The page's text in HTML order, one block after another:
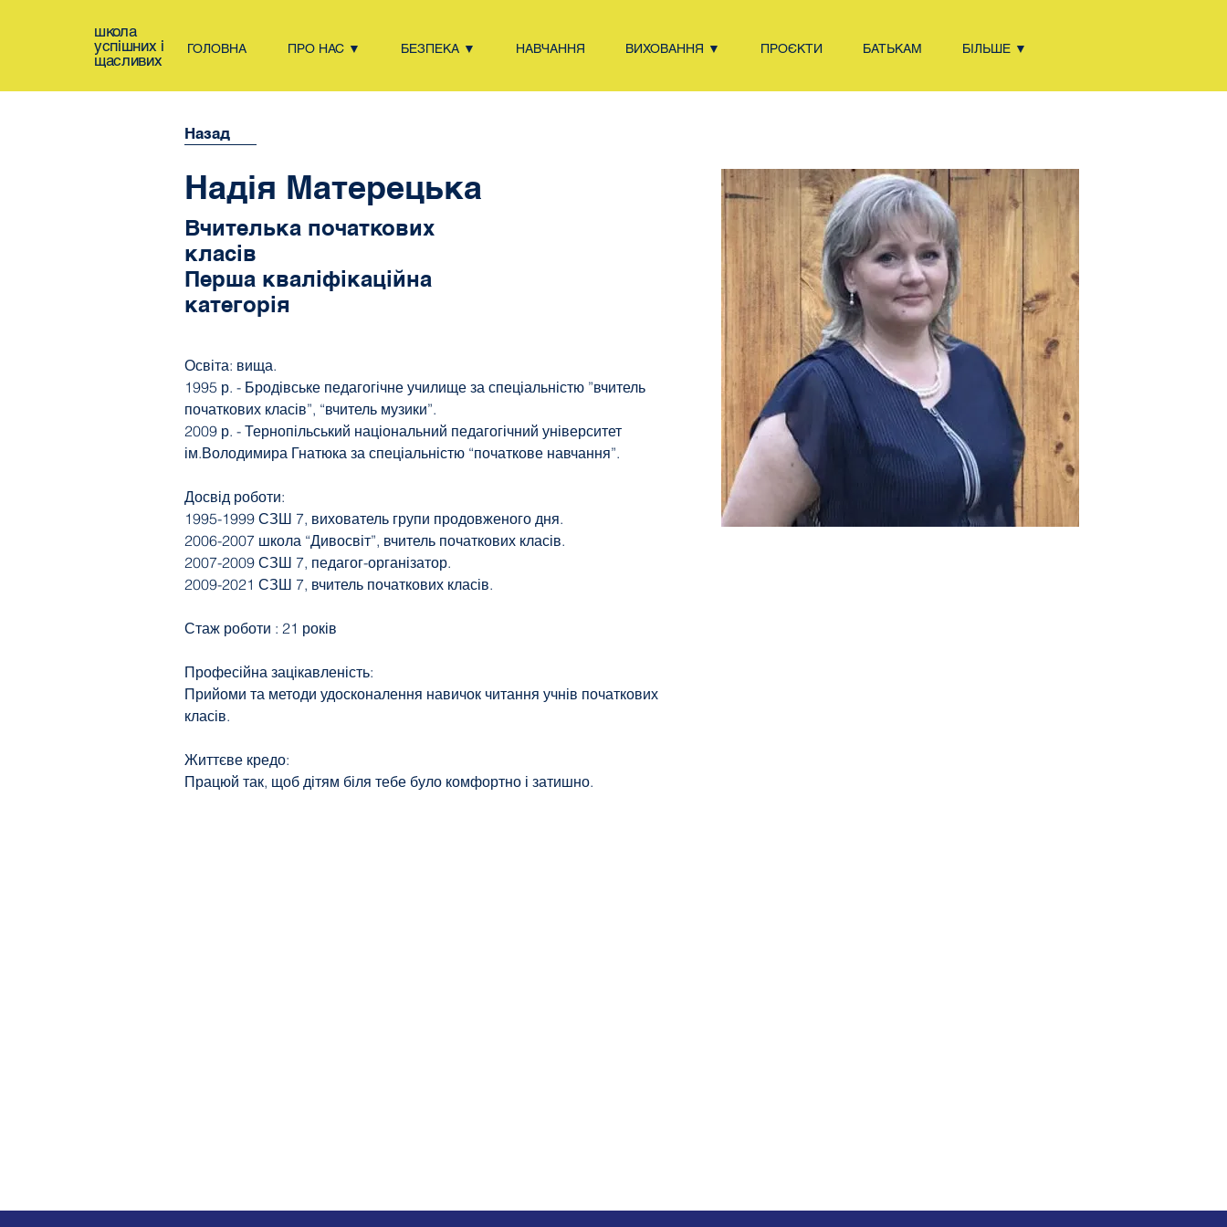
школа
успішних і
щасливих
ГОЛОВНА ПРО НАС ▼ БЕЗПЕКА ▼ НАВЧАННЯ ВИХОВАННЯ ▼ ПРОЄКТИ БАТЬКАМ БІЛЬШЕ ▼
Назад
Надія Матерецька
Вчителька початкових
класів
Перша кваліфікаційна
категорія
Освіта: вища.
1995 р. - Бродівське педагогічне училище за спеціальністю ”вчитель
початкових класів”, “вчитель музики”.
2009 р. - Тернопільський національний педагогічний університет
ім.Володимира Гнатюка за спеціальністю “початкове навчання”.
Досвід роботи:
1995-1999 СЗШ 7, вихователь групи продовженого дня.
2006-2007 школа “Дивосвіт”, вчитель початкових класів.
2007-2009 СЗШ 7, педагог-організатор.
2009-2021 СЗШ 7, вчитель початкових класів.
Стаж роботи : 21 років
Професійна зацікавленість:
Прийоми та методи удосконалення навичок читання учнів початкових
класів.
Життєве кредо:
Працюй так, щоб дітям біля тебе було комфортно і затишно.